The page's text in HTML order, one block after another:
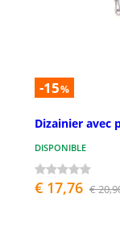
-15%
Dizainier avec
DISPONIBLE
€ 17,76 €